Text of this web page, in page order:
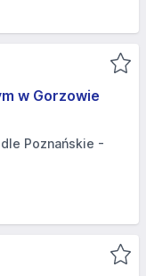
w Gorzowie
Poznańskie -